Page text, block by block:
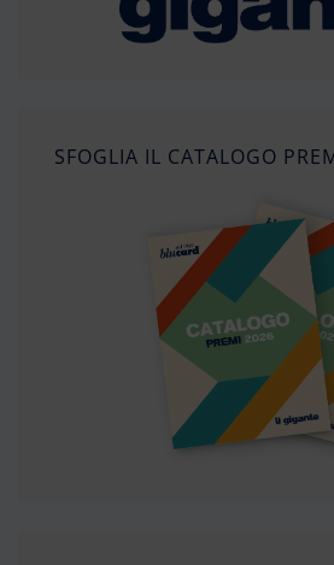
SFOGLIA IL CATALOGO